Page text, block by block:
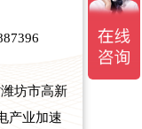
坊市高新
产业加速